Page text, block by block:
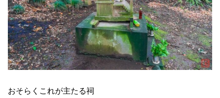
おそらくこれが主たる祠